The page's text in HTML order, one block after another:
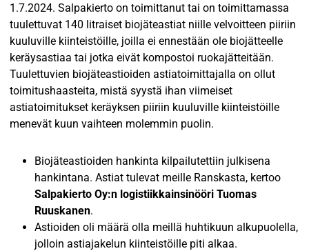
1.7.2024. Salpakierto on toimittanut tai on toimittamassa
tuulettuvat 140 litraiset biojäteastiat niille velvoitteen piiriin
kuuluville kiinteistöille, joilla ei ennestään ole biojätteelle
keräysastiaa tai jotka eivät kompostoi ruokajätteitään.
Tuulettuvien biojäteastioiden astiatoimittajalla on ollut
toimitushaasteita, mistä syystä ihan viimeiset
astiatoimitukset keräyksen piiriin kuuluville kiinteistöille
menevät kuun vaihteen molemmin puolin.
Biojäteastioiden hankinta kilpailutettiin julkisena
hankintana. Astiat tulevat meille Ranskasta, kertoo
Salpakierto Oy:n logistiikkainsinööri Tuomas
Ruuskanen.
Astioiden oli määrä olla meillä huhtikuun alkupuolella,
jolloin astiajakelun kiinteistöille piti alkaa.